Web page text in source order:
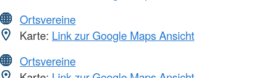
Ortsvereine
Karte: Link zur Google Maps Ansicht
Ortsvereine